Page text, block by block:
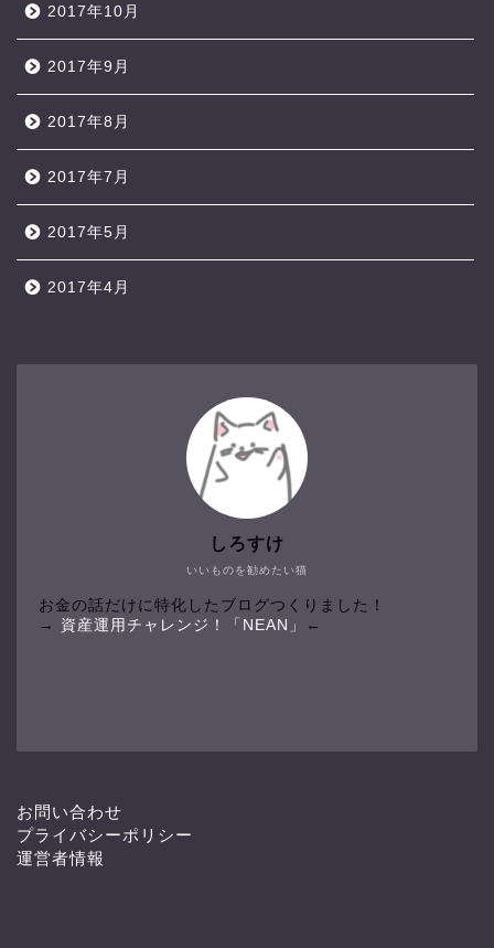
2017年10月
2017年9月
2017年8月
2017年7月
2017年5月
2017年4月
いいものを勧めたい猫
しろすけ
お金の話だけに特化したブログつくりました！
→ 資産運用チャレンジ！「NEAN」 ←
お問い合わせ
プライバシーポリシー
運営者情報